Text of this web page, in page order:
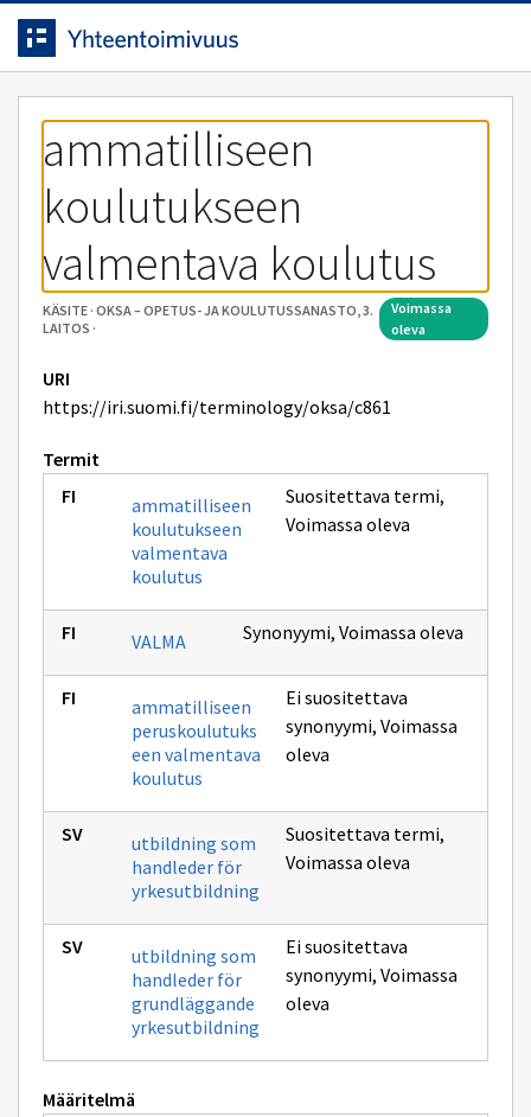
Siirrytty
sivulle
Siirry suoraan sisältöön.
ammatilliseen
koulutukseen
valmentava koulutus
KÄSITE· OKSA – OPETUS- JA KOULUTUSSANASTO, 3.
LAITOS ·
voimassa
oleva
URI
https://iri.suomi.fi/terminology/oksa/c861
Termit
ammatilliseen
koulutukseen
valmentava
koulutus
Suositettava termi,
Voimassa oleva
VALMA Synonyymi, Voimassa oleva
ammatilliseen
peruskoulutuks
een valmentava
koulutus
Ei suositettava
synonyymi, Voimassa
oleva
utbildning som
handleder för
yrkesutbildning
Suositettava termi,
Voimassa oleva
utbildning som
handleder för
grundläggande
yrkesutbildning
Ei suositettava
synonyymi, Voimassa
oleva
Määritelmä